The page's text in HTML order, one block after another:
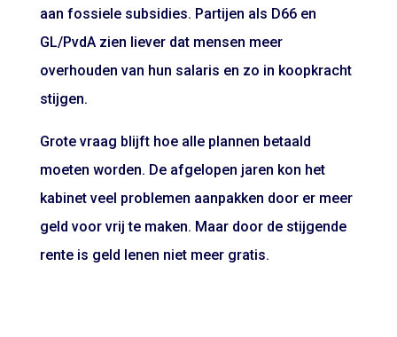
aan fossiele subsidies. Partijen als D66 en
GL/PvdA zien liever dat mensen meer
overhouden van hun salaris en zo in koopkracht
stijgen.
Grote vraag blijft hoe alle plannen betaald
moeten worden. De afgelopen jaren kon het
kabinet veel problemen aanpakken door er meer
geld voor vrij te maken. Maar door de stijgende
rente is geld lenen niet meer gratis.